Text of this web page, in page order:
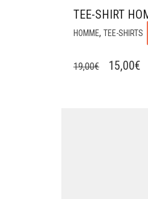
TEE-SHIRT
HOMME, TEE-SHIRTS
19,00€
LE
15,00€LE